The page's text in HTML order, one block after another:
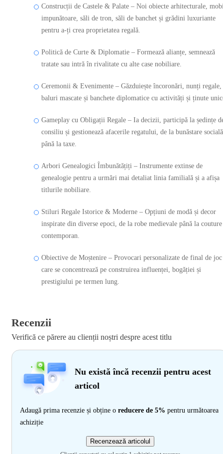
Construcții de Castele & Palate – Noi obiecte arhitecturale,
impunătoare, săli de tron, săli de banchet și grădini luxuriante
pentru a-ți crea proprietatea regală.
Politică de Curte & Diplomatie – Formează alianțe, semnează
tratate sau intră în rivalitate cu alte case nobiliare.
Ceremonii & Evenimente – Găzduiește încoronări, nunți regale,
baluri mascate și banchete diplomatice cu activități și ținute
Gameplay cu Obligații Regale – Ia decizii, participă la ședințe
consiliu și gestionează afacerile regatului, de la bunăstare socială
până la taxe.
Arbori Genealogici Îmbunătățiți – Instrumente extinse de
genealogie pentru a urmări mai detaliat linia familială și a afișa
titlurile nobiliare.
Stiluri Regale Istorice & Moderne – Opțiuni de modă și decor
inspirate din diverse epoci, de la robe medievale până la couture
contemporan.
Obiective de Moștenire – Provocari personalizate de final de joc
care se concentrează pe construirea influenței, bogăției și
prestigiului pe termen lung.
Recenzii
Verifică ce părere au clienții noștri despre acest titlu
Nu există încă recenzii pentru acest
articol
Adaugă prima recenzie și obține o reducere de 5% pentru următoarea
achiziție
Recenzează articolul